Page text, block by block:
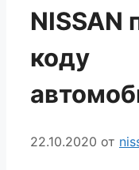
NISSAN
коду
22.10.2020 от